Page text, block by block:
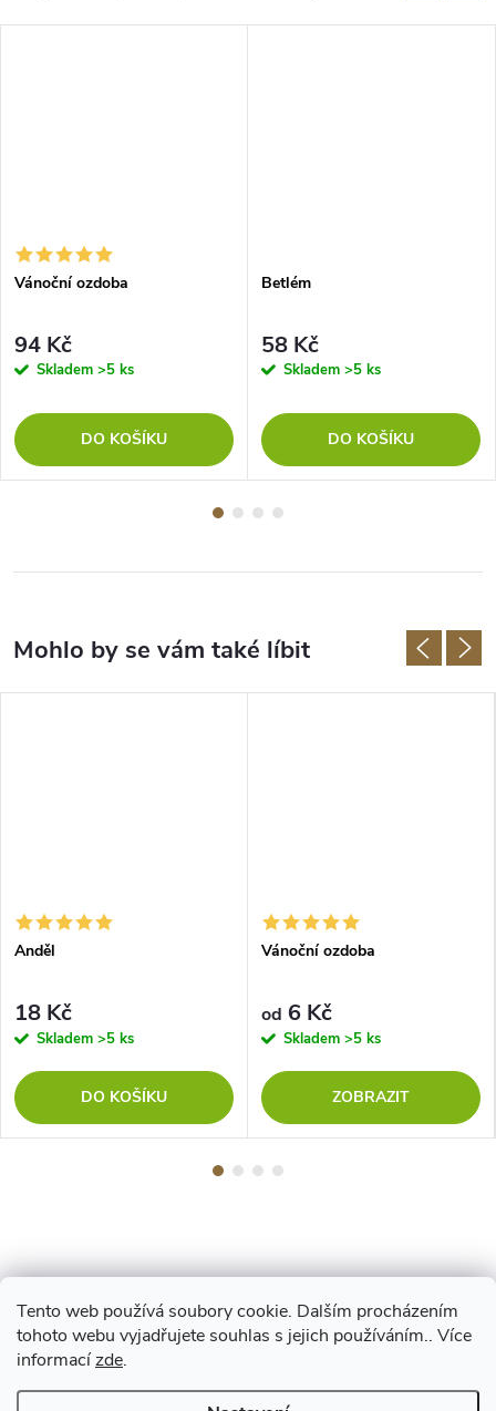
Tento web používá soubory cookie. Dalším procházením
tohoto webu vyjadřujete souhlas s jejich používáním.. Více
informacízde.
Vánoční ozdoba
94 Kč
Skladem >5 ks
DO KOŠÍKU
Betlém
58 Kč
Skladem >5 ks
DO KOŠÍKU
Anděl
18 Kč
Skladem >5 ks
DO KOŠÍKU
Vánoční ozdoba
od 6 Kč
Skladem >5 ks
ZOBRAZIT
Z
á